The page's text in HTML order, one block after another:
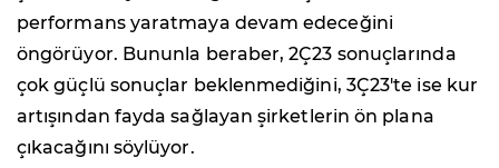
performans yaratmaya devam edeceğini
öngörüyor. Bununla beraber, 2Ç23 sonuçlarında
çok güçlü sonuçlar beklenmediğini, 3Ç23'te ise kur
artışından fayda sağlayan şirketlerin ön plana
çıkacağını söylüyor.